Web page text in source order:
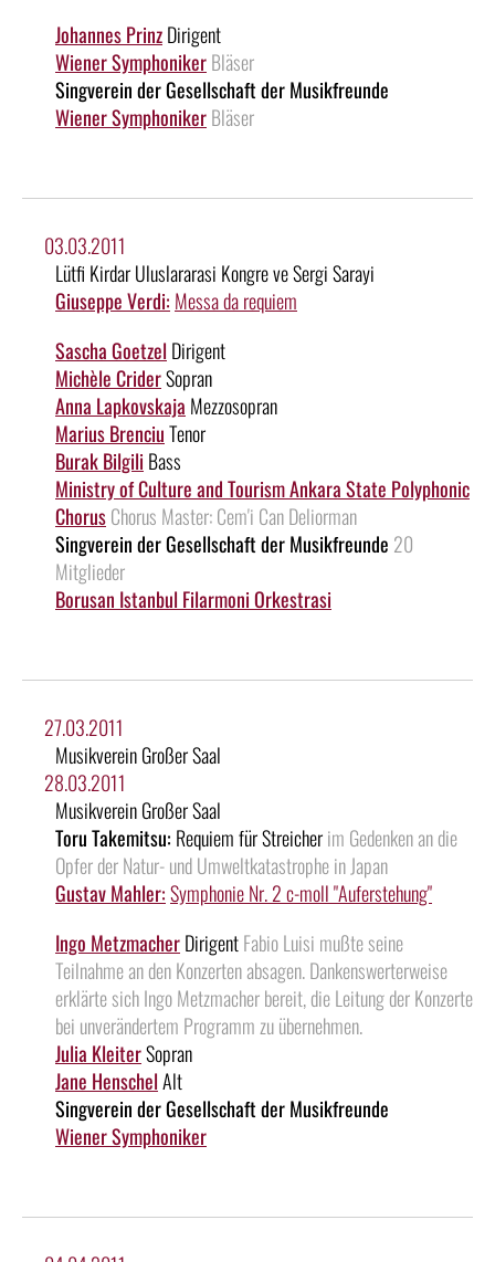
Johannes PrinzDirigent
Wiener SymphonikerBläser
Singverein der Gesellschaft der Musikfreunde
Wiener SymphonikerBläser
03.03.2011
Lütfi Kirdar Uluslararasi Kongre ve Sergi Sarayi
Giuseppe Verdi: Messa da requiem
Sascha Goetzel Dirigent
Michèle CriderSopran
Anna Lapkovskaja Mezzosopran
Marius BrenciuTenor
Burak Bilgili Bass
Ministry of Culture and Tourism Ankara State Polyphonic
ChorusChorus Master: Cem'i Can Deliorman
Singverein der Gesellschaft der Musikfreunde 20
Mitglieder
Borusan Istanbul Filarmoni Orkestrasi
27.03.2011
Musikverein Großer Saal
28.03.2011
Musikverein Großer Saal
Toru Takemitsu: Requiem für Streicherim Gedenken an die
Opfer der Natur- und Umweltkatastrophe in Japan
Gustav Mahler:Symphonie Nr. 2 c-moll "Auferstehung"
Ingo MetzmacherDirigentFabio Luisi mußte seine
Teilnahme an den Konzerten absagen. Dankenswerterweise
erklärte sich Ingo Metzmacher bereit, die Leitung der Konzerte
bei unverändertem Programm zu übernehmen.
Julia KleiterSopran
Jane HenschelAlt
Singverein der Gesellschaft der Musikfreunde
Wiener Symphoniker